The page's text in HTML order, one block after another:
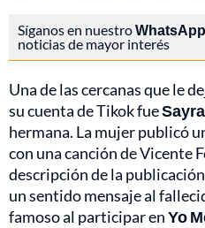
Síganos en nuestro
noticias de mayor interés
Una de las cercanas que le
su cuenta de Tikok fue
hermana. La mujer publicó
con una canción de Vicente
descripción de la
un sentido mensaje al
famoso al participar enYo